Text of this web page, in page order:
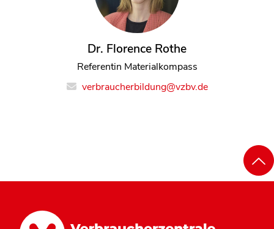
Dr. Florence Rothe
Referentin Materialkompass
verbraucherbildung@vzbv.de